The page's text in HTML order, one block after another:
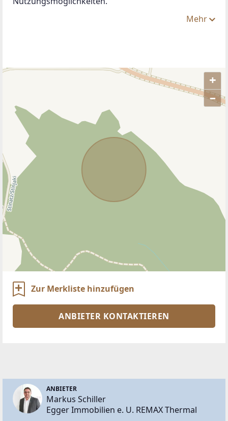
Mehr
+
–
Zur Merkliste hinzufügen
ANBIETER KONTAKTIEREN
ANBIETER
Markus Schiller
Egger Immobilien e. U. REMAX Thermal